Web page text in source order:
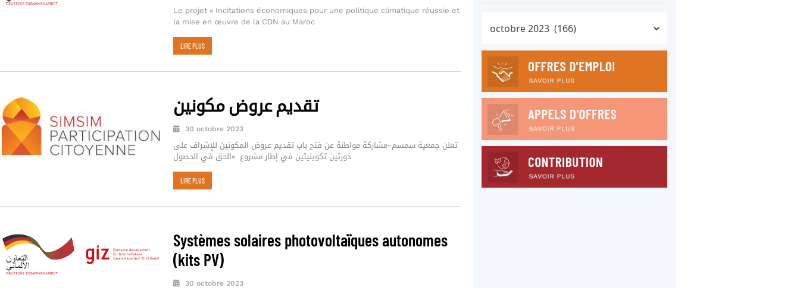
Le projet « Incitations économiques pour une politique climatique réussie et
la mise en œuvre de la CDN au Maroc
LIRE PLUS
تقديم عروض مكونين
30 octobre 2023
تعلن جمعية سمسم-مشاركة مواطنة عن فتح باب تقديم عروض المكونين للإشراف على
دورتين تكوينيتين في إطار مشروع »الحق في الحصول
LIRE PLUS
Systèmes solaires photovoltaïques autonomes
(kits PV)
30 octobre 2023